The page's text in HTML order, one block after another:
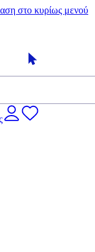
στο κυρίως μενού